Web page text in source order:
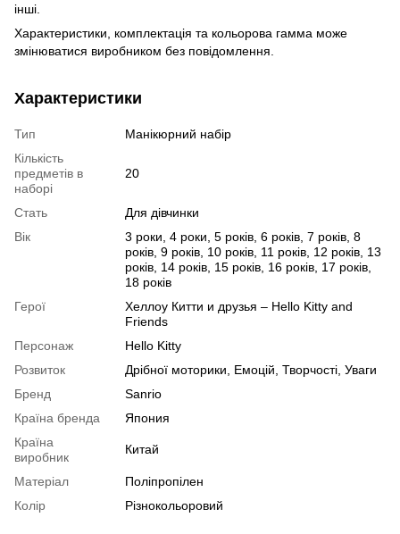
інші.
Характеристики, комплектація та кольорова гамма може
змінюватися виробником без повідомлення.
Характеристики
Тип
Манікюрний набір
Кількість
предметів в
наборі
20
Стать
Для дівчинки
Вік
3 роки, 4 роки, 5 років, 6 років, 7 років, 8
років, 9 років, 10 років, 11 років, 12 років, 13
років, 14 років, 15 років, 16 років, 17 років,
18 років
Герої
Хеллоу Китти и друзья – Hello Kitty and
Friends
Персонаж
Hello Kitty
Розвиток
Дрібної моторики, Емоцій, Творчості, Уваги
Бренд
Sanrio
Країна бренда
Япония
Країна
виробник
Китай
Матеріал
Поліпропілен
Колір
Різнокольоровий